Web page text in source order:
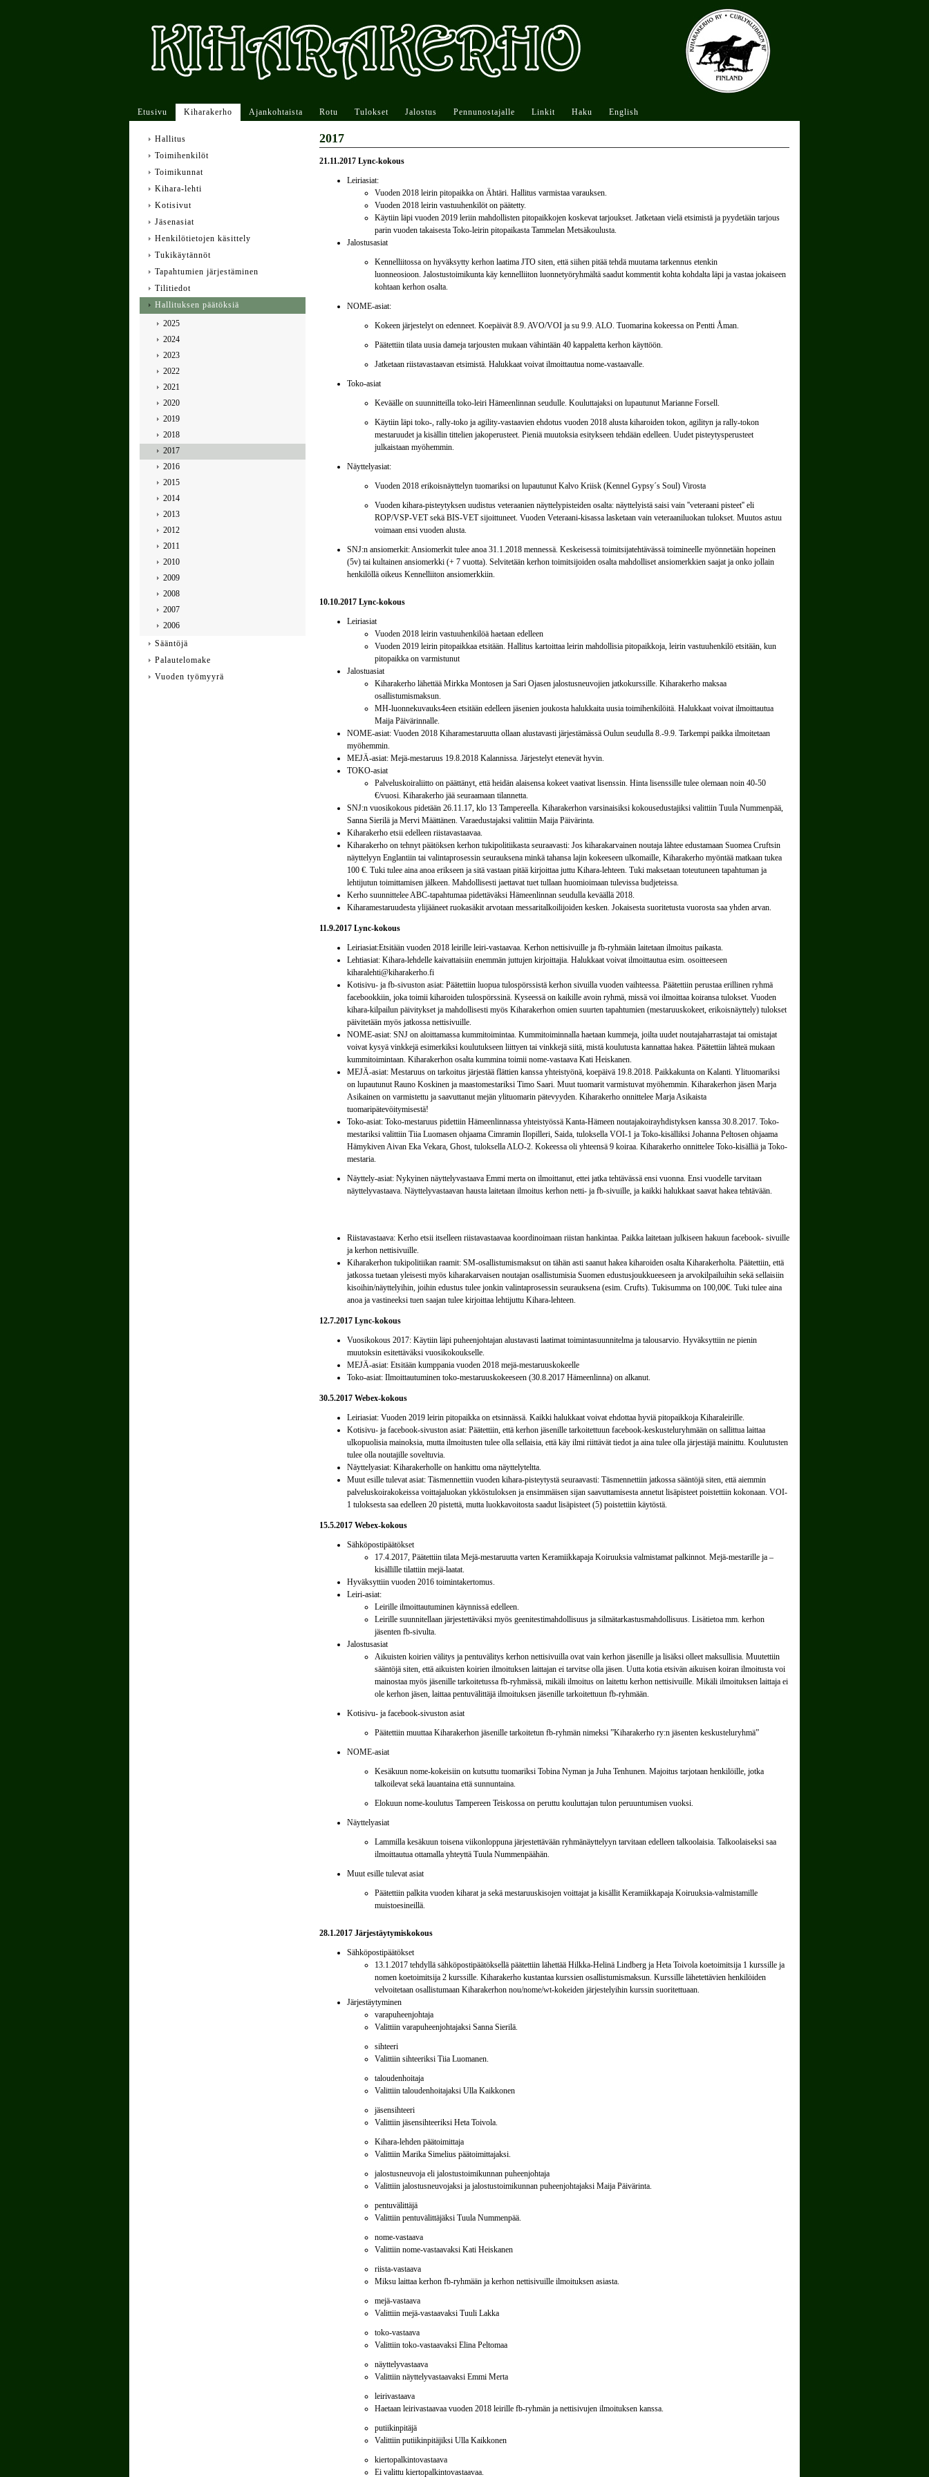
Etusivu Kiharakerho Ajankohtaista Rotu Tulokset Jalostus Pennunostajalle Linkit Haku English
2017
21.11.2017 Lync-kokous
Leiriasiat:
Vuoden 2018 leirin pitopaikka on Ähtäri. Hallitus varmistaa varauksen.
Vuoden 2018 leirin vastuuhenkilöt on päätetty.
Käytiin läpi vuoden 2019 leriin mahdollisten pitopaikkojen koskevat tarjoukset. Jatketaan vielä etsimistä ja pyydetään tarjous
parin vuoden takaisesta Toko-leirin pitopaikasta Tammelan Metsäkoulusta.
Jalostusasiat
Kennelliitossa on hyväksytty kerhon laatima JTO siten, että siihen pitää tehdä muutama tarkennus etenkin
luonneosioon. Jalostustoimikunta käy kennelliiton luonnetyöryhmältä saadut kommentit kohta kohdalta läpi ja vastaa jokaiseen
kohtaan kerhon osalta.
NOME-asiat:
Kokeen järjestelyt on edenneet. Koepäivät 8.9. AVO/VOI ja su 9.9. ALO. Tuomarina kokeessa on Pentti Åman.
Päätettiin tilata uusia dameja tarjousten mukaan vähintään 40 kappaletta kerhon käyttöön.
Jatketaan riistavastaavan etsimistä. Halukkaat voivat ilmoittautua nome-vastaavalle.
Toko-asiat
Keväälle on suunnitteilla toko-leiri Hämeenlinnan seudulle. Kouluttajaksi on lupautunut Marianne Forsell.
Käytiin läpi toko-, rally-toko ja agility-vastaavien ehdotus vuoden 2018 alusta kiharoiden tokon, agilityn ja rally-tokon
mestaruudet ja kisällin tittelien jakoperusteet. Pieniä muutoksia esitykseen tehdään edelleen. Uudet pisteytysperusteet
julkaistaan myöhemmin.
Näyttelyasiat:
Vuoden 2018 erikoisnäyttelyn tuomariksi on lupautunut Kalvo Kriisk (Kennel Gypsy´s Soul) Virosta
Vuoden kihara-pisteytyksen uudistus veteraanien näyttelypisteiden osalta: näyttelyistä saisi vain ''veteraani pisteet'' eli
ROP/VSP-VET sekä BIS-VET sijoittuneet. Vuoden Veteraani-kisassa lasketaan vain veteraaniluokan tulokset. Muutos astuu
voimaan ensi vuoden alusta.
SNJ:n ansiomerkit: Ansiomerkit tulee anoa 31.1.2018 mennessä. Keskeisessä toimitsijatehtävässä toimineelle myönnetään hopeinen
(5v) tai kultainen ansiomerkki (+ 7 vuotta). Selvitetään kerhon toimitsijoiden osalta mahdolliset ansiomerkkien saajat ja onko jollain
henkilöllä oikeus Kennelliiton ansiomerkkiin.
10.10.2017 Lync-kokous
Leiriasiat
Vuoden 2018 leirin vastuuhenkilöä haetaan edelleen
Vuoden 2019 leirin pitopaikkaa etsitään. Hallitus kartoittaa leirin mahdollisia pitopaikkoja, leirin vastuuhenkilö etsitään, kun
pitopaikka on varmistunut
Jalostuasiat
Kiharakerho lähettää Mirkka Montosen ja Sari Ojasen jalostusneuvojien jatkokurssille. Kiharakerho maksaa
osallistumismaksun.
MH-luonnekuvauks4een etsitään edelleen jäsenien joukosta halukkaita uusia toimihenkilöitä. Halukkaat voivat ilmoittautua
Maija Päivärinnalle.
NOME-asiat: Vuoden 2018 Kiharamestaruutta ollaan alustavasti järjestämässä Oulun seudulla 8.-9.9. Tarkempi paikka ilmoitetaan
myöhemmin.
MEJÄ-asiat: Mejä-mestaruus 19.8.2018 Kalannissa. Järjestelyt etenevät hyvin.
TOKO-asiat
Palveluskoiraliitto on päättänyt, että heidän alaisensa kokeet vaativat lisenssin. Hinta lisenssille tulee olemaan noin 40-50
€/vuosi. Kiharakerho jää seuraamaan tilannetta.
SNJ:n vuosikokous pidetään 26.11.17, klo 13 Tampereella. Kiharakerhon varsinaisiksi kokousedustajiksi valittiin Tuula Nummenpää,
Sanna Sierilä ja Mervi Määttänen. Varaedustajaksi valittiin Maija Päivärinta.
Kiharakerho etsii edelleen riistavastaavaa.
Kiharakerho on tehnyt päätöksen kerhon tukipolitiikasta seuraavasti: Jos kiharakarvainen noutaja lähtee edustamaan Suomea Cruftsin
näyttelyyn Englantiin tai valintaprosessin seurauksena minkä tahansa lajin kokeeseen ulkomaille, Kiharakerho myöntää matkaan tukea
100 €. Tuki tulee aina anoa erikseen ja sitä vastaan pitää kirjoittaa juttu Kihara-lehteen. Tuki maksetaan toteutuneen tapahtuman ja
lehtijutun toimittamisen jälkeen. Mahdollisesti jaettavat tuet tullaan huomioimaan tulevissa budjeteissa.
Kerho suunnittelee ABC-tapahtumaa pidettäväksi Hämeenlinnan seudulla keväällä 2018.
Kiharamestaruudesta ylijääneet ruokasäkit arvotaan messaritalkoilijoiden kesken. Jokaisesta suoritetusta vuorosta saa yhden arvan.
11.9.2017 Lync-kokous
Leiriasiat:Etsitään vuoden 2018 leirille leiri-vastaavaa. Kerhon nettisivuille ja fb-ryhmään laitetaan ilmoitus paikasta.
Lehtiasiat: Kihara-lehdelle kaivattaisiin enemmän juttujen kirjoittajia. Halukkaat voivat ilmoittautua esim. osoitteeseen
kiharalehti@kiharakerho.fi
Kotisivu- ja fb-sivuston asiat: Päätettiin luopua tulospörssistä kerhon sivuilla vuoden vaihteessa. Päätettiin perustaa erillinen ryhmä
facebookkiin, joka toimii kiharoiden tulospörssinä. Kyseessä on kaikille avoin ryhmä, missä voi ilmoittaa koiransa tulokset. Vuoden
kihara-kilpailun päivitykset ja mahdollisesti myös Kiharakerhon omien suurten tapahtumien (mestaruuskokeet, erikoisnäyttely) tulokset
päivitetään myös jatkossa nettisivuille.
NOME-asiat: SNJ on aloittamassa kummitoimintaa. Kummitoiminnalla haetaan kummeja, joilta uudet noutajaharrastajat tai omistajat
voivat kysyä vinkkejä esimerkiksi koulutukseen liittyen tai vinkkejä siitä, mistä koulutusta kannattaa hakea. Päätettiin lähteä mukaan
kummitoimintaan. Kiharakerhon osalta kummina toimii nome-vastaava Kati Heiskanen.
MEJÄ-asiat: Mestaruus on tarkoitus järjestää flättien kanssa yhteistyönä, koepäivä 19.8.2018. Paikkakunta on Kalanti. Ylituomariksi
on lupautunut Rauno Koskinen ja maastomestariksi Timo Saari. Muut tuomarit varmistuvat myöhemmin. Kiharakerhon jäsen Marja
Asikainen on varmistettu ja saavuttanut mejän ylituomarin pätevyyden. Kiharakerho onnittelee Marja Asikaista
tuomaripätevöitymisestä!
Toko-asiat: Toko-mestaruus pidettiin Hämeenlinnassa yhteistyössä Kanta-Hämeen noutajakoirayhdistyksen kanssa 30.8.2017. Toko-
mestariksi valittiin Tiia Luomasen ohjaama Cimramin Ilopilleri, Saida, tuloksella VOI-1 ja Toko-kisälliksi Johanna Peltosen ohjaama
Hämykiven Aivan Eka Vekara, Ghost, tuloksella ALO-2. Kokeessa oli yhteensä 9 koiraa. Kiharakerho onnittelee Toko-kisälliä ja Toko-
mestaria.
Näyttely-asiat: Nykyinen näyttelyvastaava Emmi merta on ilmoittanut, ettei jatka tehtävässä ensi vuonna. Ensi vuodelle tarvitaan
näyttelyvastaava. Näyttelyvastaavan hausta laitetaan ilmoitus kerhon netti- ja fb-sivuille, ja kaikki halukkaat saavat hakea tehtävään.
Riistavastaava: Kerho etsii itselleen riistavastaavaa koordinoimaan riistan hankintaa. Paikka laitetaan julkiseen hakuun facebook- sivuille
ja kerhon nettisivuille.
Kiharakerhon tukipolitiikan raamit: SM-osallistumismaksut on tähän asti saanut hakea kiharoiden osalta Kiharakerholta. Päätettiin, että
jatkossa tuetaan yleisesti myös kiharakarvaisen noutajan osallistumisia Suomen edustusjoukkueeseen ja arvokilpailuihin sekä sellaisiin
kisoihin/näyttelyihin, joihin edustus tulee jonkin valintaprosessin seurauksena (esim. Crufts). Tukisumma on 100,00€. Tuki tulee aina
anoa ja vastineeksi tuen saajan tulee kirjoittaa lehtijuttu Kihara-lehteen.
12.7.2017 Lync-kokous
Vuosikokous 2017: Käytiin läpi puheenjohtajan alustavasti laatimat toimintasuunnitelma ja talousarvio. Hyväksyttiin ne pienin
muutoksin esitettäväksi vuosikokoukselle.
MEJÄ-asiat: Etsitään kumppania vuoden 2018 mejä-mestaruuskokeelle
Toko-asiat: Ilmoittautuminen toko-mestaruuskokeeseen (30.8.2017 Hämeenlinna) on alkanut.
30.5.2017 Webex-kokous
Leiriasiat: Vuoden 2019 leirin pitopaikka on etsinnässä. Kaikki halukkaat voivat ehdottaa hyviä pitopaikkoja Kiharaleirille.
Kotisivu- ja facebook-sivuston asiat: Päätettiin, että kerhon jäsenille tarkoitettuun facebook-keskusteluryhmään on sallittua laittaa
ulkopuolisia mainoksia, mutta ilmoitusten tulee olla sellaisia, että käy ilmi riittävät tiedot ja aina tulee olla järjestäjä mainittu. Koulutusten
tulee olla noutajille soveltuvia.
Näyttelyasiat: Kiharakerholle on hankittu oma näyttelyteltta.
Muut esille tulevat asiat: Täsmennettiin vuoden kihara-pisteytystä seuraavasti: Täsmennettiin jatkossa sääntöjä siten, että aiemmin
palveluskoirakokeissa voittajaluokan ykköstuloksen ja ensimmäisen sijan saavuttamisesta annetut lisäpisteet poistettiin kokonaan. VOI-
1 tuloksesta saa edelleen 20 pistettä, mutta luokkavoitosta saadut lisäpisteet (5) poistettiin käytöstä.
15.5.2017 Webex-kokous
Sähköpostipäätökset
17.4.2017, Päätettiin tilata Mejä-mestaruutta varten Keramiikkapaja Koiruuksia valmistamat palkinnot. Mejä-mestarille ja –
kisällille tilattiin mejä-laatat.
Hyväksyttiin vuoden 2016 toimintakertomus.
Leiri-asiat:
Leirille ilmoittautuminen käynnissä edelleen.
Leirille suunnitellaan järjestettäväksi myös geenitestimahdollisuus ja silmätarkastusmahdollisuus. Lisätietoa mm. kerhon
jäsenten fb-sivulta.
Jalostusasiat
Aikuisten koirien välitys ja pentuvälitys kerhon nettisivuilla ovat vain kerhon jäsenille ja lisäksi olleet maksullisia. Muutettiin
sääntöjä siten, että aikuisten koirien ilmoituksen laittajan ei tarvitse olla jäsen. Uutta kotia etsivän aikuisen koiran ilmoitusta voi
mainostaa myös jäsenille tarkoitetussa fb-ryhmässä, mikäli ilmoitus on laitettu kerhon nettisivuille. Mikäli ilmoituksen laittaja ei
ole kerhon jäsen, laittaa pentuvälittäjä ilmoituksen jäsenille tarkoitettuun fb-ryhmään.
Kotisivu- ja facebook-sivuston asiat
Päätettiin muuttaa Kiharakerhon jäsenille tarkoitetun fb-ryhmän nimeksi ”Kiharakerho ry:n jäsenten keskusteluryhmä”
NOME-asiat
Kesäkuun nome-kokeisiin on kutsuttu tuomariksi Tobina Nyman ja Juha Tenhunen. Majoitus tarjotaan henkilöille, jotka
talkoilevat sekä lauantaina että sunnuntaina.
Elokuun nome-koulutus Tampereen Teiskossa on peruttu kouluttajan tulon peruuntumisen vuoksi.
Näyttelyasiat
Lammilla kesäkuun toisena viikonloppuna järjestettävään ryhmänäyttelyyn tarvitaan edelleen talkoolaisia. Talkoolaiseksi saa
ilmoittautua ottamalla yhteyttä Tuula Nummenpäähän.
Muut esille tulevat asiat
Päätettiin palkita vuoden kiharat ja sekä mestaruuskisojen voittajat ja kisällit Keramiikkapaja Koiruuksia-valmistamille
muistoesineillä.
28.1.2017 Järjestäytymiskokous
Sähköpostipäätökset
13.1.2017 tehdyllä sähköpostipäätöksellä päätettiin lähettää Hilkka-Helinä Lindberg ja Heta Toivola koetoimitsija 1 kurssille ja
nomen koetoimitsija 2 kurssille. Kiharakerho kustantaa kurssien osallistumismaksun. Kurssille lähetettävien henkilöiden
velvoitetaan osallistumaan Kiharakerhon nou/nome/wt-kokeiden järjestelyihin kurssin suoritettuaan.
Järjestäytyminen
varapuheenjohtaja
Valittiin varapuheenjohtajaksi Sanna Sierilä.
sihteeri
Valittiin sihteeriksi Tiia Luomanen.
taloudenhoitaja
Valittiin taloudenhoitajaksi Ulla Kaikkonen
jäsensihteeri
Valittiin jäsensihteeriksi Heta Toivola.
Kihara-lehden päätoimittaja
Valittiin Marika Simelius päätoimittajaksi.
jalostusneuvoja eli jalostustoimikunnan puheenjohtaja
Valittiin jalostusneuvojaksi ja jalostustoimikunnan puheenjohtajaksi Maija Päivärinta.
pentuvälittäjä
Valittiin pentuvälittäjäksi Tuula Nummenpää.
nome-vastaava
Valittiin nome-vastaavaksi Kati Heiskanen
riista-vastaava
Miksu laittaa kerhon fb-ryhmään ja kerhon nettisivuille ilmoituksen asiasta.
mejä-vastaava
Valittiin mejä-vastaavaksi Tuuli Lakka
toko-vastaava
Valittiin toko-vastaavaksi Elina Peltomaa
näyttelyvastaava
Valittiin näyttelyvastaavaksi Emmi Merta
leirivastaava
Haetaan leirivastaavaa vuoden 2018 leirille fb-ryhmän ja nettisivujen ilmoituksen kanssa.
putiikinpitäjä
Valittiin putiikinpitäjiksi Ulla Kaikkonen
kiertopalkintovastaava
Ei valittu kiertopalkintovastaavaa.
Hallitus
Toimihenkilöt
Toimikunnat
Kihara-lehti
Kotisivut
Jäsenasiat
Henkilötietojen käsittely
Tukikäytännöt
Tapahtumien järjestäminen
Tilitiedot
Hallituksen päätöksiä
2025
2024
2023
2022
2021
2020
2019
2018
2017
2016
2015
2014
2013
2012
2011
2010
2009
2008
2007
2006
Sääntöjä
Palautelomake
Vuoden työmyyrä